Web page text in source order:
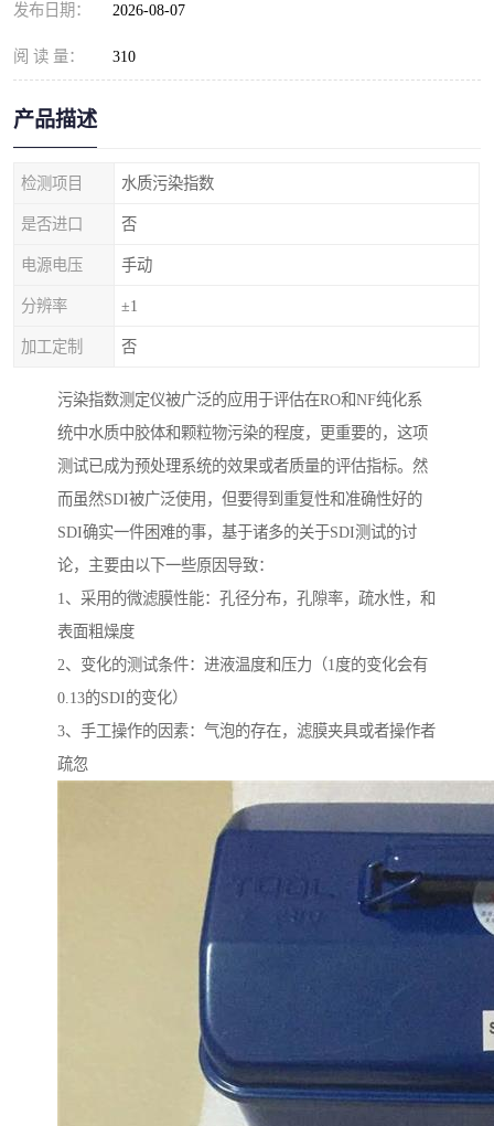
发布日期： 2026-08-07
阅 读 量： 310
产品描述
检测项目 水质污染指数
是否进口 否
电源电压 手动
分辨率 ±1
加工定制 否
污染指数测定仪被广泛的应用于评估在RO和NF纯化系
统中水质中胶体和颗粒物污染的程度，更重要的，这项
测试已成为预处理系统的效果或者质量的评估指标。然
而虽然SDI被广泛使用，但要得到重复性和准确性好的
SDI确实一件困难的事，基于诸多的关于SDI测试的讨
论，主要由以下一些原因导致：
1、采用的微滤膜性能：孔径分布，孔隙率，疏水性，和
表面粗燥度
2、变化的测试条件：进液温度和压力（1度的变化会有
0.13的SDI的变化）
3、手工操作的因素：气泡的存在，滤膜夹具或者操作者
疏忽